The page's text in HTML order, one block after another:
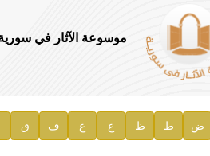
موسوعة الآثار في
ض ط ظ ع غ ف ق